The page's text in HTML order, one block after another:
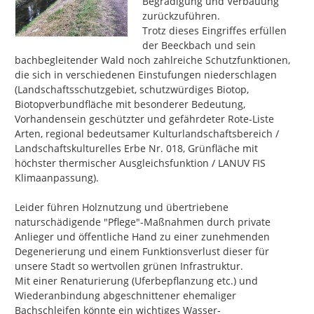
Vielen Dank für Ihre Teilnahme!
zurückzuführen.
Trotz dieses Eingriffes erfüllen
der Beeckbach und sein
bachbegleitender Wald noch zahlreiche Schutzfunktionen,
die sich in verschiedenen Einstufungen niederschlagen
(Landschaftsschutzgebiet, schutzwürdiges Biotop,
Biotopverbundfläche mit besonderer Bedeutung,
Vorhandensein geschützter und gefährdeter Rote-Liste
Arten, regional bedeutsamer Kulturlandschaftsbereich /
Landschaftskulturelles Erbe Nr. 018, Grünfläche mit
höchster thermischer Ausgleichsfunktion / LANUV FIS
Klimaanpassung).
Leider führen Holznutzung und übertriebene
naturschädigende "Pflege"-Maßnahmen durch private
Anlieger und öffentliche Hand zu einer zunehmenden
Degenerierung und einem Funktionsverlust dieser für
unsere Stadt so wertvollen grünen Infrastruktur.
Mit einer Renaturierung (Uferbepflanzung etc.) und
Wiederanbindung abgeschnittener ehemaliger
Bachschleifen könnte ein wichtiges Wasser-